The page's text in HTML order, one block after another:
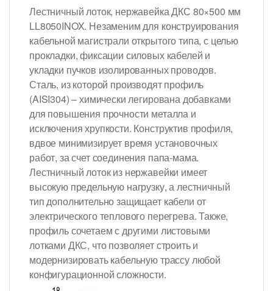
Лестничный лоток, нержавейка ДКС 80×500 мм
LL8050INOX. Незаменим для конструирования
кабельной магистрали открытого типа, с целью
прокладки, фиксации силовых кабелей и
укладки пучков изолированных проводов.
Сталь, из которой производят профиль
(AISI304) – химически легирована добавками
для повышения прочности металла и
исключения хрупкости. Конструктив профиля,
вдвое минимизирует время установочных
работ, за счет соединения папа-мама.
Лестничный лоток из нержавейки имеет
высокую предельную нагрузку, а лестничный
тип дополнительно защищает кабели от
электрического теплового перегрева. Также,
профиль сочетаем с другими листовыми
лотками ДКС, что позволяет строить и
модернизировать кабельную трассу любой
конфигурационной сложности.